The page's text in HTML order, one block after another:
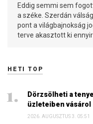
Eddig semmi sem
a széke. Szerdán
pont a világbajnokság
terve akasztott ki
HETI TOP
Dörzsölheti a
üzleteiben vásárol
2026. AUGUSZTUS 3. 05:51